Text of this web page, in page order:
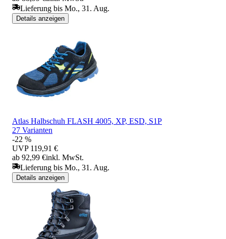
Lieferung bis Mo., 31. Aug.
Details anzeigen
Atlas Halbschuh FLASH 4005, XP, ESD, S1P
27 Varianten
-22 %
UVP 119,91 €
ab 92,99 €inkl. MwSt.
Lieferung bis Mo., 31. Aug.
Details anzeigen